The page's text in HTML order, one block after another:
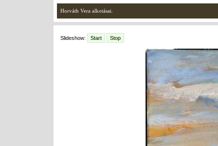
Horváth Vera alkotásai.
Slideshow: Start Stop